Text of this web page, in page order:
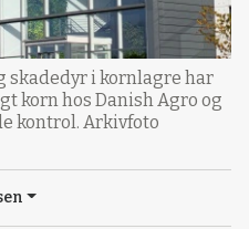
skadedyr i kornlagre har
korn hos Danish Agro og
kontrol. Arkivfoto